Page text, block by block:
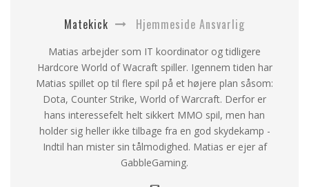
Matekick Hjemmeside Ansvarlig
Matias arbejder som IT koordinator og tidligere
Hardcore World of Wacraft spiller. Igennem tiden har
Matias spillet op til flere spil på et højere plan såsom:
Dota, Counter Strike, World of Warcraft. Derfor er
hans interessefelt helt sikkert MMO spil, men han
holder sig heller ikke tilbage fra en god skydekamp -
Indtil han mister sin tålmodighed. Matias er ejer af
GabbleGaming.